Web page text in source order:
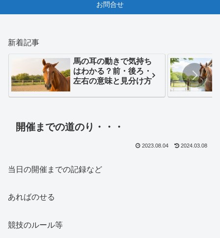
お問合せ
新着記事
馬の耳の動きで気持ち
はわかる？前・後ろ・
左右の意味と見分け方
開催までの道のり・・・
2023.08.04 2024.03.08
当日の開催までの記録など
あればのせる
競技のルール等